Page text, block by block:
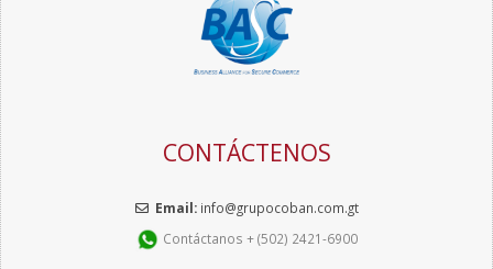
CONTÁCTENOS
Email: info@grupocoban.com.gt
Contáctanos + (502) 2421-6900